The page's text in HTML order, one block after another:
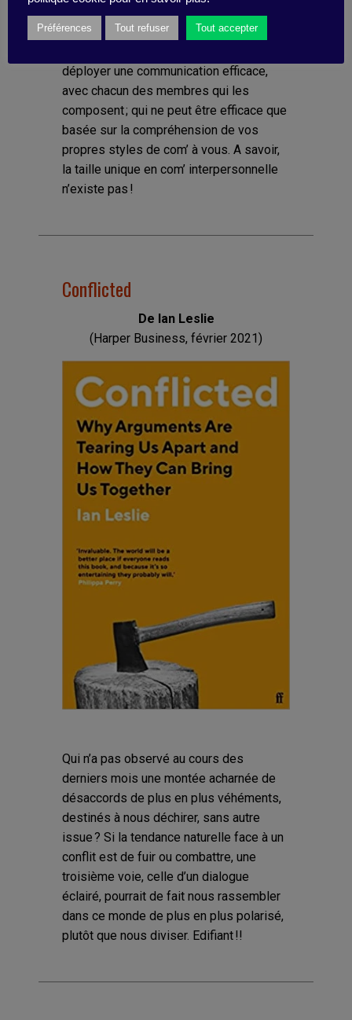
motivation et bien-être au travail, des
états que vous cherchez à développer au
déployer une communication efficace,
avec chacun des membres qui les
composent ; qui ne peut être efficace que
basée sur la compréhension de vos
propres styles de com’ à vous. A savoir,
la taille unique en com’ interpersonnelle
n’existe pas !
Conflicted
De Ian Leslie
(Harper Business, février 2021)
Qui n’a pas observé au cours des
derniers mois une montée acharnée de
désaccords de plus en plus véhéments,
destinés à nous déchirer, sans autre
issue ? Si la tendance naturelle face à un
conflit est de fuir ou combattre, une
troisième voie, celle d’un dialogue
éclairé, pourrait de fait nous rassembler
dans ce monde de plus en plus polarisé,
plutôt que nous diviser. Edifiant !!
Préférences Tout refuser Tout accepter